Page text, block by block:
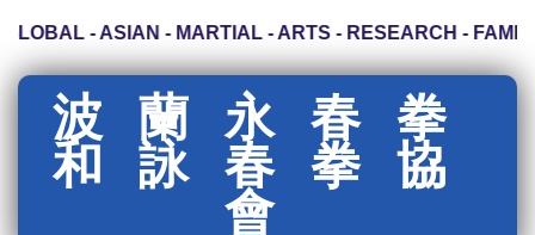
- ASIAN - MARTIAL - ARTS - RESEARCH - FAMILY
波蘭永春拳
和詠春拳協
會